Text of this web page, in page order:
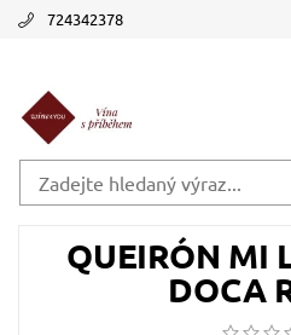
724342378
QUEIRÓN MI
DOCA